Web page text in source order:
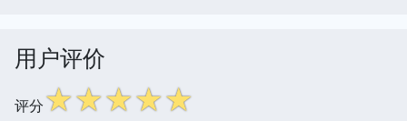
用户评价
评分☆☆☆☆☆